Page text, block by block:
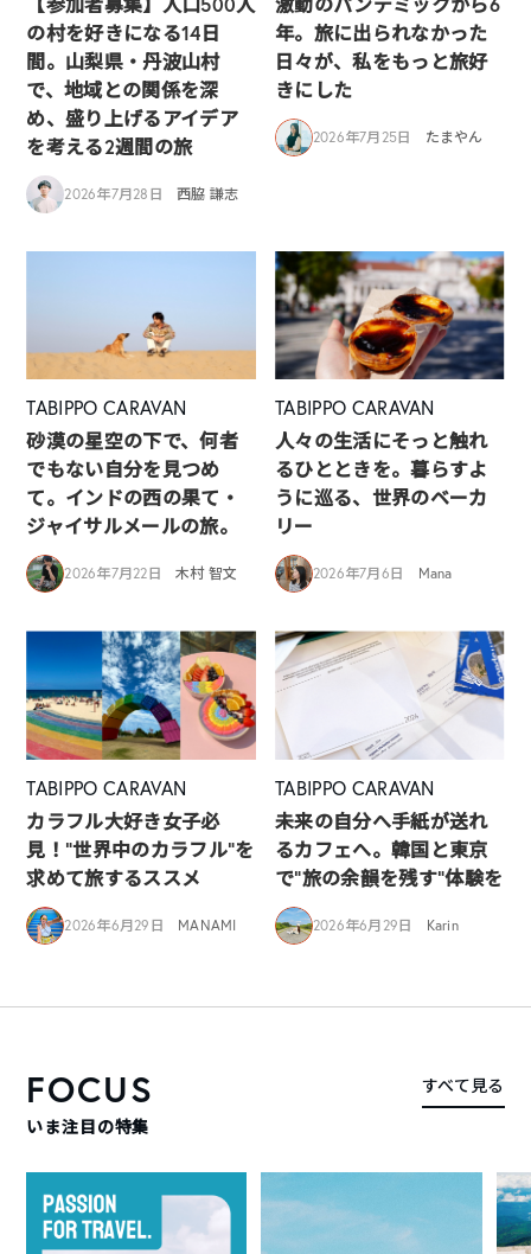
の村を好きになる14日
間。山梨県・丹波山村
で、地域との関係を深
め、盛り上げるアイデア
を考える2週間の旅
2026年7月28日 西脇 謙志
年。旅に出られなかった
日々が、私をもっと旅好
きにした
2026年7月25日 たまやん
TABIPPO CARAVAN
砂漠の星空の下で、何者
でもない自分を見つめ
て。インドの西の果て・
ジャイサルメールの旅。
2026年7月22日 木村 智文
TABIPPO CARAVAN
人々の生活にそっと触れ
るひとときを。暮らすよ
うに巡る、世界のベーカ
リー
2026年7月6日 Mana
TABIPPO CARAVAN
カラフル大好き女子必
見！”世界中のカラフル”を
求めて旅するススメ
2026年6月29日 MANAMI
TABIPPO CARAVAN
未来の自分へ手紙が送れ
るカフェへ。韓国と東京
で“旅の余韻を残す”体験を
2026年6月29日 Karin
FOCUS
いま注目の特集
すべて見る